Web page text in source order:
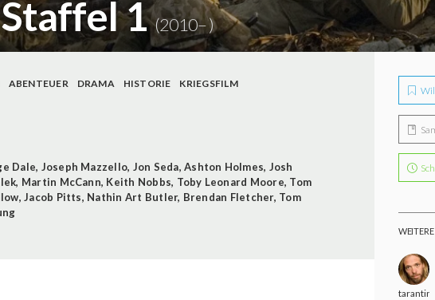
1(2010– )
ABENTEUER DRAMA HISTORIE
KRIEGSFILM
Dale, Joseph Mazzello, Jon Seda,Ashton Holmes, Josh
, Martin McCann, Keith Nobbs, Toby Leonard Moore, Tom
,Jacob Pitts, Nathin Art Butler, Brendan Fletcher, Tom
tarantino